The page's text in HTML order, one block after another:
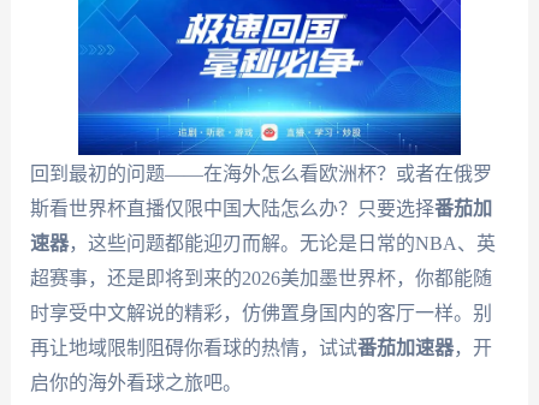
回到最初的问题——在海外怎么看欧洲杯？或者在俄罗
斯看世界杯直播仅限中国大陆怎么办？只要选择番茄加
速器，这些问题都能迎刃而解。无论是日常的NBA、英
超赛事，还是即将到来的2026美加墨世界杯，你都能随
时享受中文解说的精彩，仿佛置身国内的客厅一样。别
再让地域限制阻碍你看球的热情，试试番茄加速器，开
启你的海外看球之旅吧。